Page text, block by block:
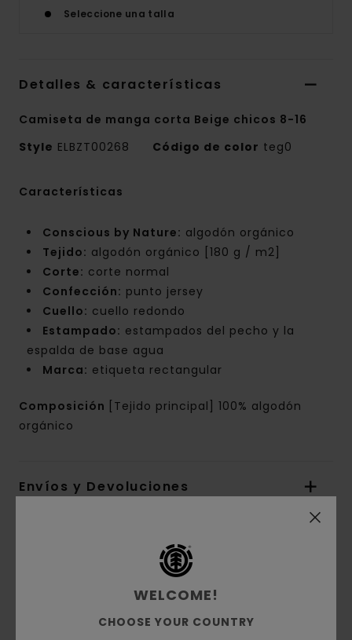
Seleccione una talla
Detalles & características
Camiseta de manga corta Beige chicos 8-16
Style ELBZT00268 Código de color teg0
Características
Conscious by Nature: algodón orgánico
Tejido: algodón orgánico [180 g / m2]
Corte: corte normal
Confección: punto jersey
Cuello: cuello redondo
Estampado: estampados del pecho y la
espalda de base agua
Marca: etiqueta rectangular
Composición
[Tejido principal] 100% algodón
orgánico
Envíos y Devoluciones
Reseñas de los clientes
WELCOME!
CHOOSE YOUR COUNTRY